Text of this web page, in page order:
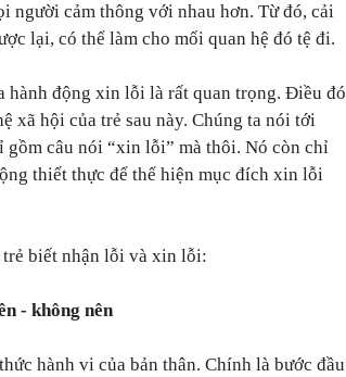
người cảm thông với nhau hơn. Từ đó, cải
lại, có thể làm cho mối quan hệ đó tệ đi.
hành động xin lỗi là rất quan trọng. Điều đó
xã hội của trẻ sau này. Chúng ta nói tới
câu nói “xin lỗi” mà thôi. Nó còn chỉ
thiết thực để thể hiện mục đích xin lỗi
trẻ biết nhận lỗi và xin lỗi:
- không nên
hành vi của bản thân. Chính là bước đầu